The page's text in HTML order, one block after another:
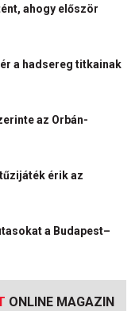
ahogy először
a hadsereg titkainak
az Orbán-
érik az
a Budapest–
ONLINE MAGAZIN